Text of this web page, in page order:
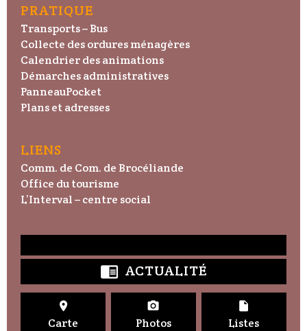
PRATIQUE
Transports – Bus
Collecte des ordures ménagères
Calendrier des animations
Démarches administratives
PanneauPocket
Plans et adresses
LIENS
Comm. de Com. de Brocéliande
Office du tourisme
L’Interval – centre social
 ACTUALITÉ

Carte

Photos

Listes